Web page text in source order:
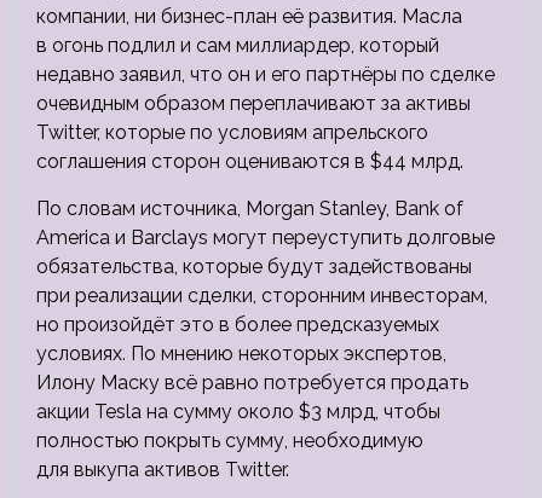
компании, ни бизнес-план её развития. Масла
в огонь подлил и сам миллиардер, который
недавно заявил, что он и его партнёры по сделке
очевидным образом переплачивают за активы
Twitter, которые по условиям апрельского
соглашения сторон оцениваются в $44 млрд.
По словам источника, Morgan Stanley, Bank of
America и Barclays могут переуступить долговые
обязательства, которые будут задействованы
при реализации сделки, сторонним инвесторам,
но произойдёт это в более предсказуемых
условиях. По мнению некоторых экспертов,
Илону Маску всё равно потребуется продать
акции Tesla на сумму около $3 млрд, чтобы
полностью покрыть сумму, необходимую
для выкупа активов Twitter.